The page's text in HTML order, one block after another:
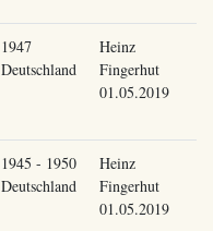
1947
Deutschland
Heinz
Fingerhut
01.05.2019
1945 - 1950
Deutschland
Heinz
Fingerhut
01.05.2019